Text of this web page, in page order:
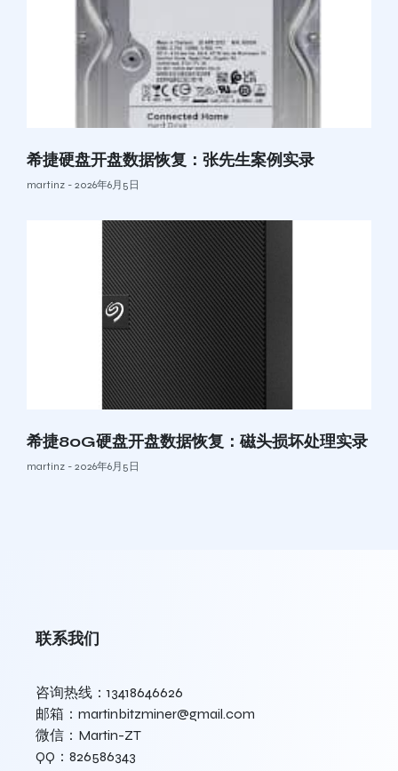
希捷硬盘开盘数据恢复：张先生案例实录
martinz 2026年6月5日
希捷80G硬盘开盘数据恢复：磁头损坏处理实录
martinz 2026年6月5日
联系我们
咨询热线：13418646626
邮箱：martinbitzminer@gmail.com
微信：Martin-ZT
QQ：826586343